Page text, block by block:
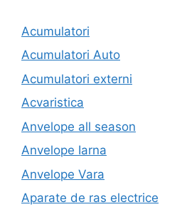
Acumulatori
Acumulatori Auto
Acumulatori externi
Acvaristica
Anvelope all season
Anvelope Iarna
Anvelope Vara
Aparate de ras electrice